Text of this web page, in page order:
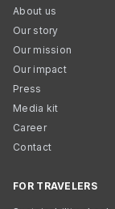
About us
Our story
Our mission
Our impact
Press
Media kit
Career
Contact
FOR TRAVELERS